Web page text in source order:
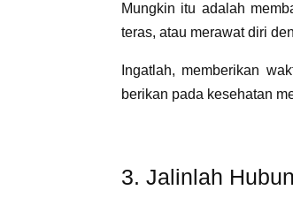
Mungkin itu adalah
teras, atau merawat diri
Ingatlah, memberikan
berikan pada kesehatan
3. Jalinlah